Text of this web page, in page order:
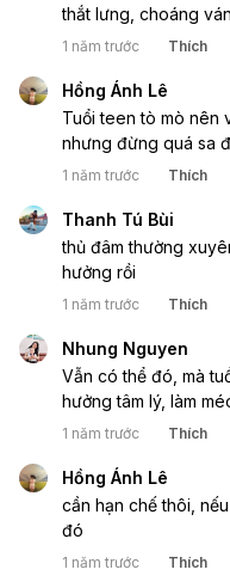
thắt lưng, choáng
nên hãy hạn chế nha
1 năm trước Thích
Hồng Ánh Lê
Tuổi teen tò mò nên
nhưng đừng quá sa
1 năm trước Thích
Thanh Tú Bùi
thủ đâm thường
hưởng rồi
1 năm trước Thích
Nhung Nguyen
Vẫn có thể đó, mà
hưởng tâm lý, làm
1 năm trước Thích
Hồng Ánh Lê
cần hạn chế thôi,
đó
1 năm trước Thích